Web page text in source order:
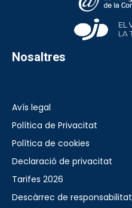
Nosaltres
Avís legal
Política de Privacitat
Política de cookies
Declaració de privacitat
Tarifes 2026
Descàrrec de responsabilitat